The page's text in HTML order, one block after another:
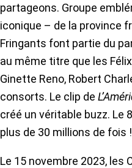
partageons. Groupe
iconique – de la province
Fringants font partie du
au même titre que les
Ginette Reno, Robert
consorts. Le clip de
créé un véritable buzz. Le
plus de 30 millions de fois !
Le 15 novembre 2023, les